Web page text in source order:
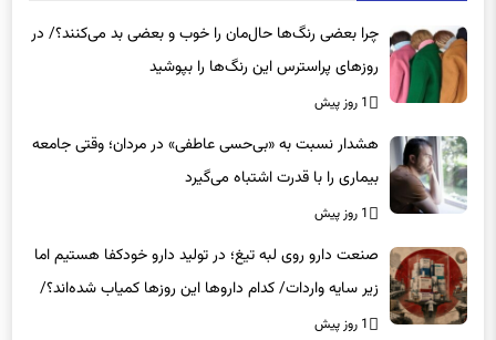
چرا بعضی رنگ‌ها حال‌مان را خوب و بعضی بد می‌کنند؟/ در
روزهای پراسترس این رنگ‌ها را بپوشید
1 روز پیش
هشدار نسبت به «بی‌حسی عاطفی» در مردان؛ وقتی جامعه
بیماری را با قدرت اشتباه می‌گیرد
1 روز پیش
صنعت دارو روی لبه تیغ؛ در تولید دارو خودکفا هستیم اما
زیر سایه واردات/ کدام داروها این روزها کمیاب شده‌اند؟/
«کشور سه ماه ذخیره دارویی دارد»
1 روز پیش